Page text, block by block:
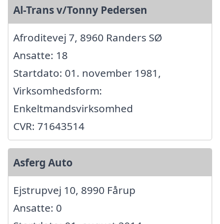
Al-Trans v/Tonny Pedersen
Afroditevej 7, 8960 Randers SØ
Ansatte: 18
Startdato: 01. november 1981,
Virksomhedsform:
Enkeltmandsvirksomhed
CVR: 71643514
Asferg Auto
Ejstrupvej 10, 8990 Fårup
Ansatte: 0